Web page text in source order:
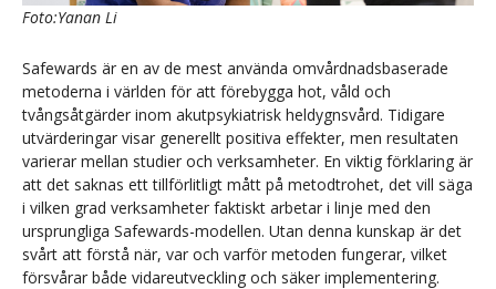
Foto:Yanan Li
Safewards är en av de mest använda omvårdnadsbaserade
metoderna i världen för att förebygga hot, våld och
tvångsåtgärder inom akutpsykiatrisk heldygnsvård. Tidigare
utvärderingar visar generellt positiva effekter, men resultaten
varierar mellan studier och verksamheter. En viktig förklaring är
att det saknas ett tillförlitligt mått på metodtrohet, det vill säga
i vilken grad verksamheter faktiskt arbetar i linje med den
ursprungliga Safewards-modellen. Utan denna kunskap är det
svårt att förstå när, var och varför metoden fungerar, vilket
försvårar både vidareutveckling och säker implementering.